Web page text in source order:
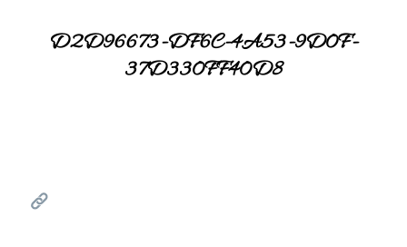
D2D96673-DF6C-4A53-9D0F-
37D330FF40D8